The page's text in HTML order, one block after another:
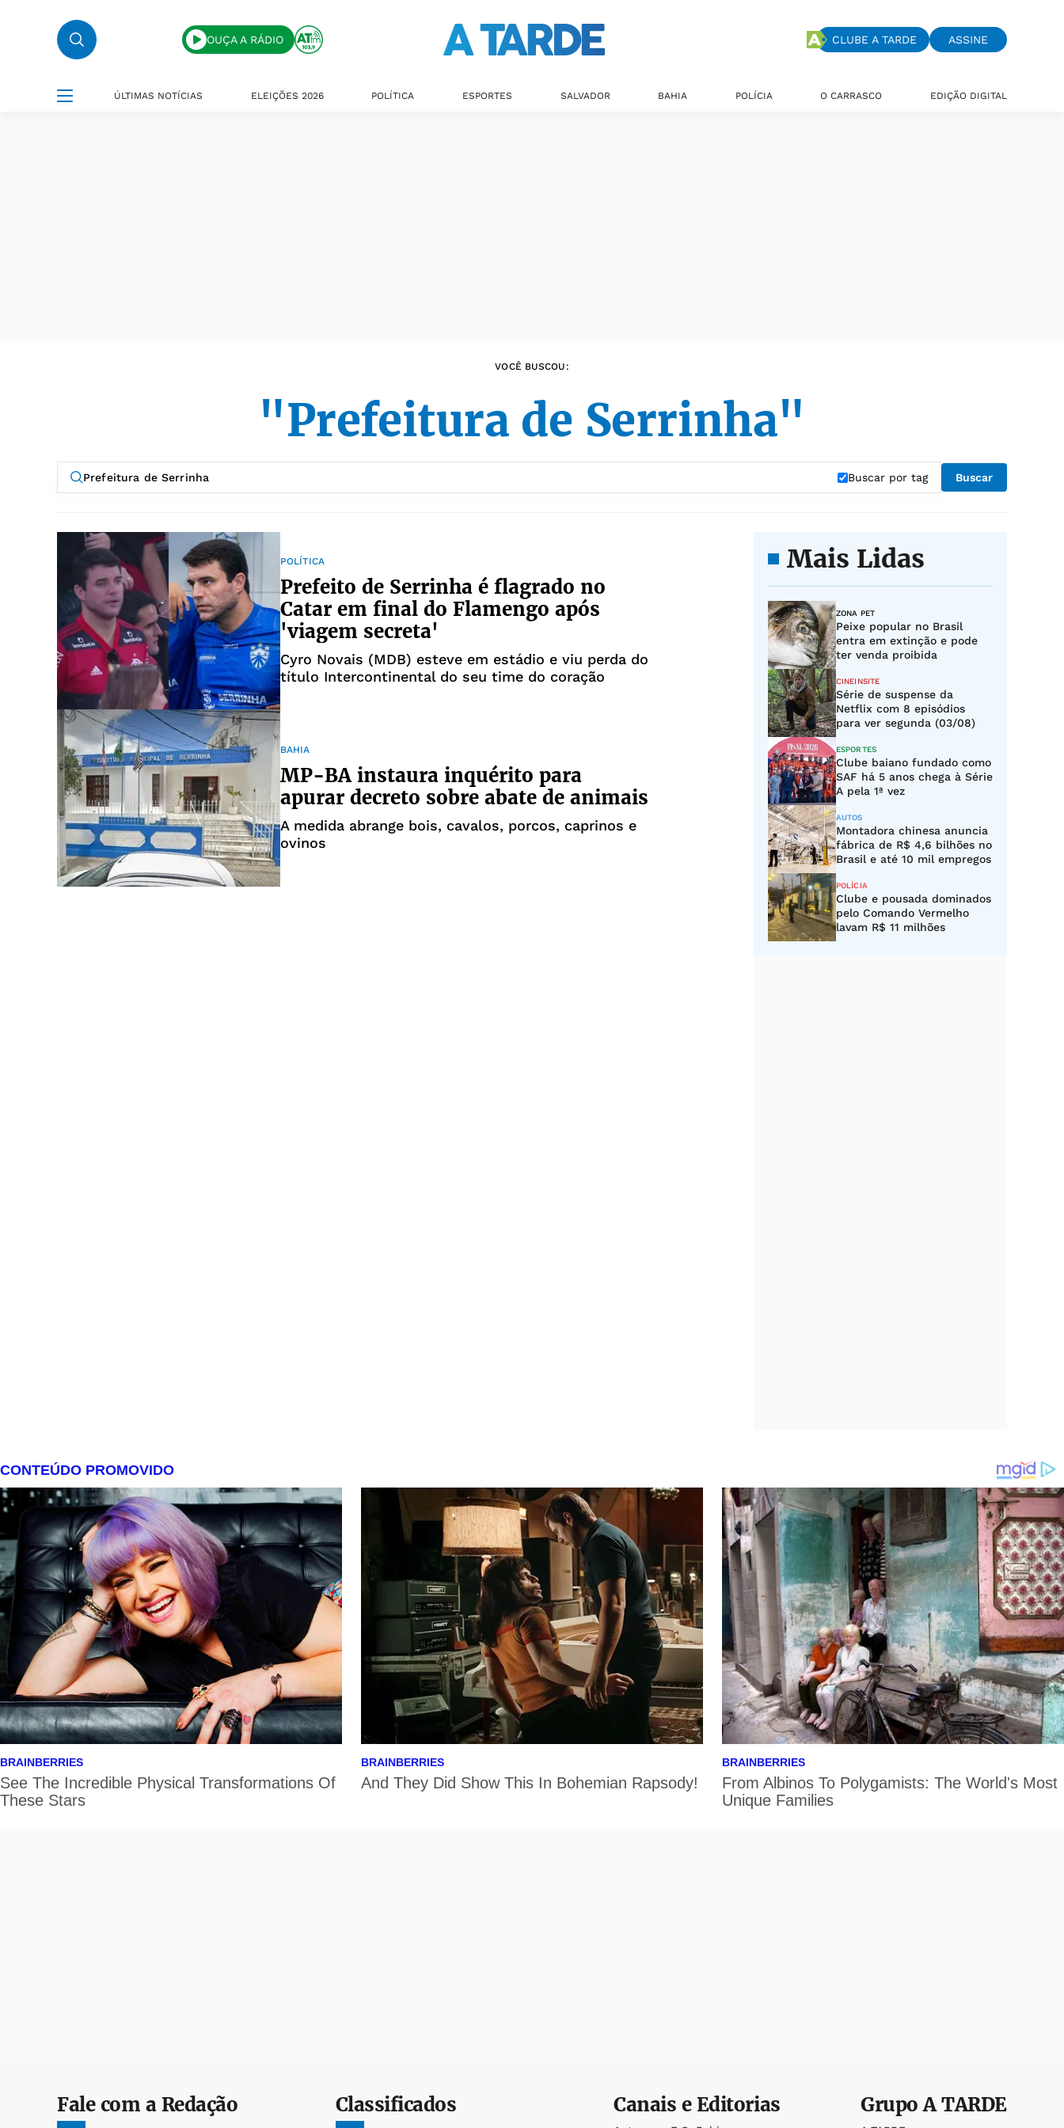
OUÇA A RÁDIO CLUBE A TARDE ASSINE
ÚLTIMAS NOTÍCIAS ELEIÇÕES 2026 POLÍTICA ESPORTES SALVADOR BAHIA POLÍCIA O CARRASCO EDIÇÃO DIGITAL
VOCÊ BUSCOU:
"Prefeitura de Serrinha"
Buscar por tag Buscar
POLÍTICA
Prefeito de Serrinha é flagrado no
Catar em final do Flamengo após
'viagem secreta'
Cyro Novais (MDB) esteve em estádio e viu perda do
título Intercontinental do seu time do coração
BAHIA
MP-BA instaura inquérito para
apurar decreto sobre abate de animais
A medida abrange bois, cavalos, porcos, caprinos e
ovinos
Mais Lidas
ZONA PET
Peixe popular no Brasil
entra em extinção e pode
ter venda proibida
CINEINSITE
Série de suspense da
Netflix com 8 episódios
para ver segunda (03/08)
ESPORTES
Clube baiano fundado como
SAF há 5 anos chega à Série
A pela 1ª vez
AUTOS
Montadora chinesa anuncia
fábrica de R$ 4,6 bilhões no
Brasil e até 10 mil empregos
POLÍCIA
Clube e pousada dominados
pelo Comando Vermelho
lavam R$ 11 milhões
Fale com a Redação Classificados Canais e Editorias GrupoA TARDE